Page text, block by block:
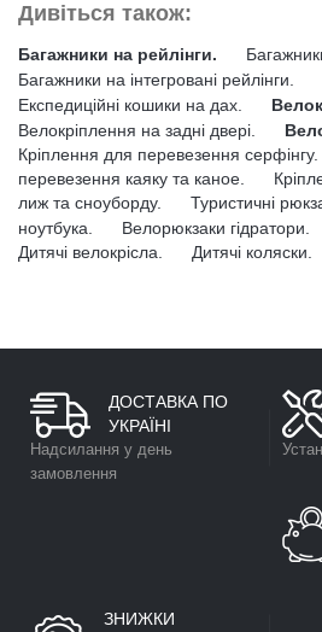
Дивіться також:
Багажники на рейлінги.
Багажники на інтегровані рейлінги.
Експедиційні кошики на дах.
Велокріплення на задні двері.
Кріплення для перевезення серфінгу.
перевезення каяку та каное.
лиж та сноуборду.
Туристичні
ноутбука.
Велорюкзаки гідратори.
Дитячі велокрісла.
Дитячі коляски.
ДОСТАВКА ПО
УКРАЇНІ
Надсилання у день
замовлення
ЗНИЖКИ